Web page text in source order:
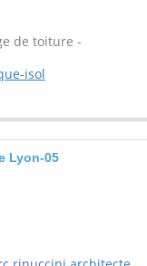
de toiture -
isol
Lyon-05